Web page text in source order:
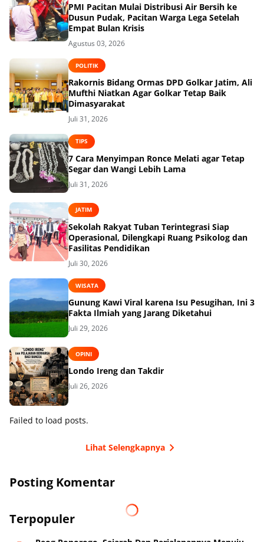
PMI Pacitan Mulai Distribusi Air Bersih ke
Dusun Pudak, Pacitan Warga Lega Setelah
Empat Bulan Krisis
Agustus 03, 2026
POLITIK
Rakornis Bidang Ormas DPD Golkar Jatim, Ali
Mufthi Niatkan Agar Golkar Tetap Baik
Dimasyarakat
Juli 31, 2026
TIPS
7 Cara Menyimpan Ronce Melati agar Tetap
Segar dan Wangi Lebih Lama
Juli 31, 2026
JATIM
Sekolah Rakyat Tuban Terintegrasi Siap
Operasional, Dilengkapi Ruang Psikolog dan
Fasilitas Pendidikan
Juli 30, 2026
WISATA
Gunung Kawi Viral karena Isu Pesugihan, Ini 3
Fakta Ilmiah yang Jarang Diketahui
Juli 29, 2026
OPINI
Londo Ireng dan Takdir
Juli 26, 2026
Failed to load posts.
Lihat Selengkapnya
Posting Komentar
Terpopuler